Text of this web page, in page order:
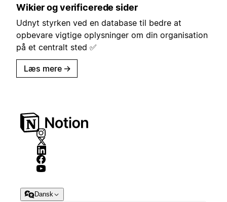
Wikier og verificerede sider
Udnyt styrken ved en database til bedre at
opbevare vigtige oplysninger om din organisation
på et centralt sted ✅
Læs mere →
Dansk